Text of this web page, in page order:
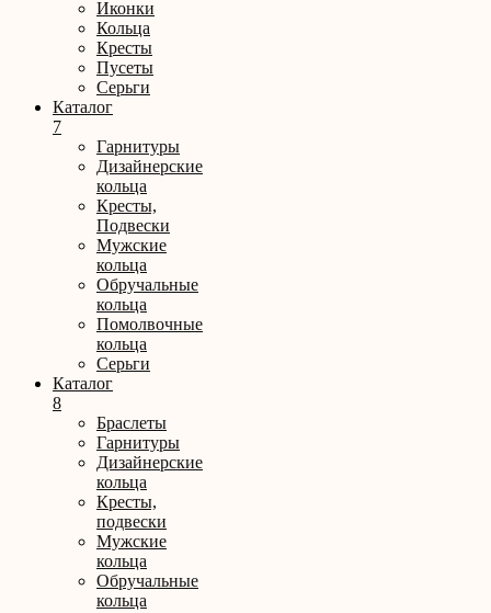
Иконки
Кольца
Кресты
Пусеты
Серьги
Каталог
7
Гарнитуры
Дизайнерские
кольца
Кресты,
Подвески
Мужские
кольца
Обручальные
кольца
Помолвочные
кольца
Серьги
Каталог
8
Браслеты
Гарнитуры
Дизайнерские
кольца
Кресты,
подвески
Мужские
кольца
Обручальные
кольца